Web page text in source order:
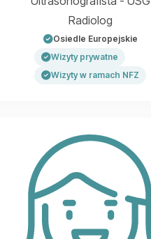
Radiolog
Osiedle Europejskie
Wizyty prywatne
Wizyty w ramach NFZ